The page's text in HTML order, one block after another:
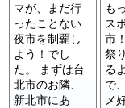
マが、まだ行
ったことない
夜市を制覇し
よう！でし
た。 まずは台
北市のお隣、
新北市にあ
も
ス
市
祭
る
で
メ